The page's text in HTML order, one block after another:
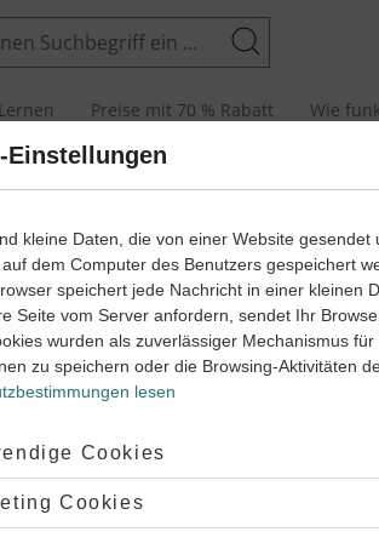
Suchen
Preise mit 70 % Rabatt Wie
der Fachbegriff für die
verschiedenen
, welche für unterschiedliche
oder eine Frage. Innerhalb dieser
verschiedenen Formen
sich die Satzarten in Bezug auf
Einstellungen
kleine Daten, die von einer Website gesendet
dem Computer des Benutzers gespeichert
speichert jede Nachricht in einer kleinen
Seite vom Server anfordern, sendet Ihr
wurden als zuverlässiger Mechanismus
zu speichern oder die Browsing-Aktivitäten
lesen
Cookies
Cookies